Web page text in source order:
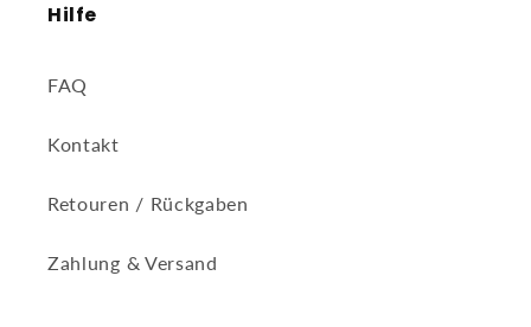
Hilfe
FAQ
Kontakt
Retouren / Rückgaben
Zahlung & Versand